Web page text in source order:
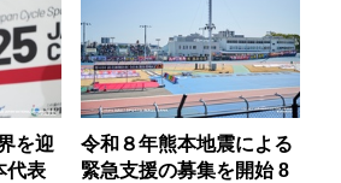
を迎
代表
令和８年熊本地震による
緊急支援の募集を開始 8